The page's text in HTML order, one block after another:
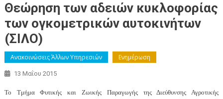
Θεώρηση των αδειών κυκλοφορίας
των ογκομετρικών αυτοκινήτων
(ΣΙΛΟ)
Ανακοινώσεις Άλλων Υπηρεσιών Ενημέρωση
13 Μαΐου 2015
Το Τμήμα Φυτικής και Ζωικής Παραγωγής της Διεύθυνσης Αγροτικής